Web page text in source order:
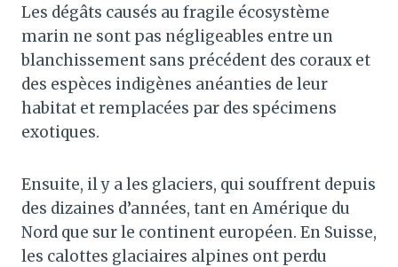
Les dégâts causés au fragile écosystème
marin ne sont pas négligeables entre un
blanchissement sans précédent des coraux et
des espèces indigènes anéanties de leur
habitat et remplacées par des spécimens
exotiques.
Ensuite, il y a les glaciers, qui souffrent depuis
des dizaines d’années, tant en Amérique du
Nord que sur le continent européen. En Suisse,
les calottes glaciaires alpines ont perdu